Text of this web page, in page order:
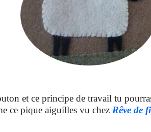
et ce principe de travail tu
ce pique aiguilles vu chez Rêve de